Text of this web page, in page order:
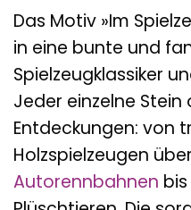
Das Motiv »Im
in eine bunte und
Spielzeugklassiker
Jeder einzelne
Entdeckungen: von
Holzspielzeugen
Autorennbahnen